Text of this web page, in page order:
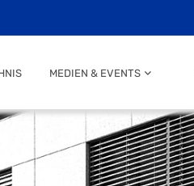
MEDIEN & EVENTS